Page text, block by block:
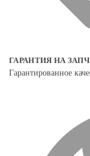
ГАРАНТИЯ НА
Гарантированное